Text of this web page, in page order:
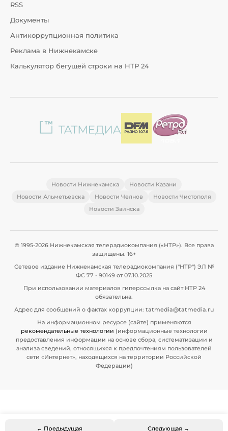
← Предыдущая Следующая →
RSS
Документы
Антикоррупционная политика
Реклама в Нижнекамске
Калькулятор бегущей строки на НТР 24
Новости Нижнекамска
Новости Казани
Новости Альметьевска
Новости Челнов
Новости Чистополя
Новости Заинска
© 1995-2026 Нижнекамская телерадиокомпания («НТР»). Все права
защищены. 16+
Сетевое издание Нижнекамская телерадиокомпания ("НТР") ЭЛ №
ФС 77 - 90149 от 07.10.2025
При использовании материалов гиперссылка на сайт НТР 24
обязательна.
Адрес для сообщений о фактах коррупции: tatmedia@tatmedia.ru
На информационном ресурсе (сайте) применяются
рекомендательные технологии (информационные технологии
предоставления информации на основе сбора, систематизации и
анализа сведений, относящихся к предпочтениям пользователей
сети «Интернет», находящихся на территории Российской
Федерации)